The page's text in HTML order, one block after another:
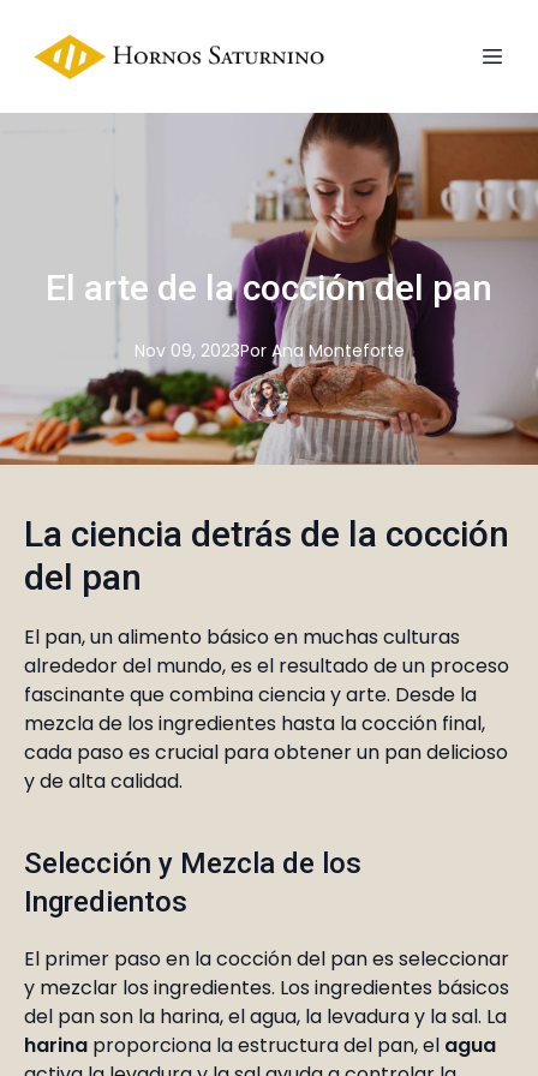
El arte de la cocción del pan
Nov 09, 2023Por Ana Monteforte
La ciencia detrás de la cocción
del pan
El pan, un alimento básico en muchas culturas
alrededor del mundo, es el resultado de un proceso
fascinante que combina ciencia y arte. Desde la
mezcla de los ingredientes hasta la cocción final,
cada paso es crucial para obtener un pan delicioso
y de alta calidad.
Selección y Mezcla de los
Ingredientos
El primer paso en la cocción del pan es seleccionar
y mezclar los ingredientes. Los ingredientes básicos
del pan son la harina, el agua, la levadura y la sal. La
harina proporciona la estructura del pan, el agua